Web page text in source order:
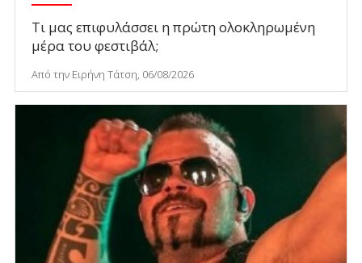
Τι μας επιφυλάσσει η πρώτη ολοκληρωμένη
μέρα του φεστιβάλ;
Από την Ειρήνη Τάτση, 06/08/2026